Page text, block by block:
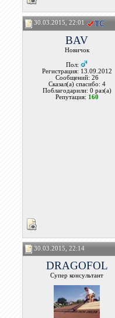
30.03.2015, 22:01
BAV
Новичок
Пол:
Регистрация: 13.09.2012
Сообщений: 26
Сказал(а) спасибо: 4
Поблагодарили: 0 раз(а)
Репутация: 160
30.03.2015, 22:14
DRAGOFOL
Супер консультант